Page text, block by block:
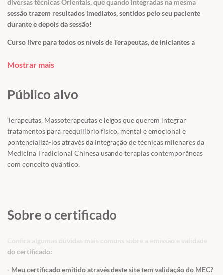
diversas técnicas Orientais, que quando integradas na mesma
sessão trazem resultados imediatos, sentidos pelo seu paciente
durante e depois da sessão!
Curso livre para todos os níveis de Terapeutas, de iniciantes a
1 - Introdução à MTC
circulação de energia do corpo - Ciclo de Geração - Ciclo de
Controle - Zang Fu - As emoções e a MTC
2 – Terapia Gua Shá
- Protocolos e combinações com outras técnicas para
potencialização dos resultados - Prática - Combinações inteligentes
3 - Ventosaterapia no Tratamento da Dor e alívio de tensões
Mostrar mais
Público alvo
Terapeutas, Massoterapeutas e leigos que querem integrar
tratamentos para reequilíbrio físico, mental e emocional e
pontencializá-los através da integração de técnicas milenares da
Medicina Tradicional Chinesa usando terapias contemporâneas
com conceito quântico.
Sobre o certificado
Confira algumas dúvidas mais comuns sobre a emissão e validade
do certificado:
- Meu certificado emitido através deste site tem validação do MEC?